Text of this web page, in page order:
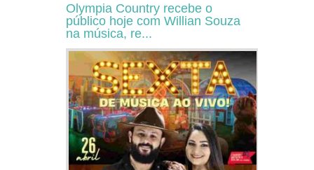
Olympia Country recebe o
público hoje com Willian Souza
na música, re...